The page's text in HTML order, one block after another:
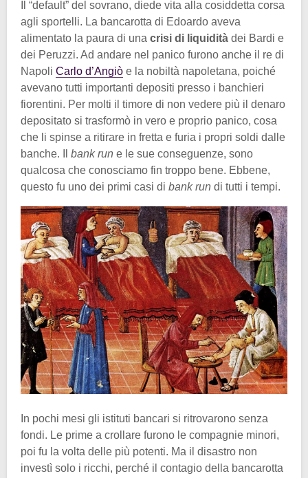
Il “default” del sovrano, diede vita alla cosiddetta corsa
agli sportelli. La bancarotta di Edoardo aveva
alimentato la paura di una crisi di liquidità dei Bardi e
dei Peruzzi. Ad andare nel panico furono anche il re di
Napoli Carlo d’Angiò e la nobiltà napoletana, poiché
avevano tutti importanti depositi presso i banchieri
fiorentini. Per molti il timore di non vedere più il denaro
depositato si trasformò in vero e proprio panico, cosa
che li spinse a ritirare in fretta e furia i propri soldi dalle
banche. Il bank run e le sue conseguenze, sono
qualcosa che conosciamo fin troppo bene. Ebbene,
questo fu uno dei primi casi di bank run di tutti i tempi.
In pochi mesi gli istituti bancari si ritrovarono senza
fondi. Le prime a crollare furono le compagnie minori,
poi fu la volta delle più potenti. Ma il disastro non
investì solo i ricchi, perché il contagio della bancarotta